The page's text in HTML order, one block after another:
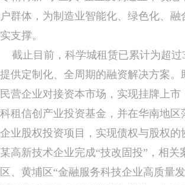
户群体，为制造业智能化、绿色化、融
实支撑。
截止目前，科学城租赁已累计为超过
提供定制化、全周期的融资解决方案。
民营企业对接资本市场，实现挂牌上市
科租信创产业投资基金，并在华南地区
企业股权投资项目，实现债权与股权的
某高新技术企业完成“技改固投”，相关
区、黄埔区“金融服务科技企业高质量